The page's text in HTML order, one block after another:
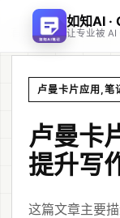
如知AI ·
让专业被 AI
文章/ 卢曼卡片笔
卢曼卡片应用,笔
卢曼卡
提升写
这篇文章主要